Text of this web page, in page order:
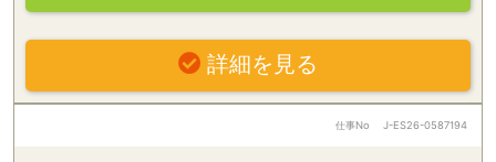
詳細を見る
仕事No J-ES26-0587194